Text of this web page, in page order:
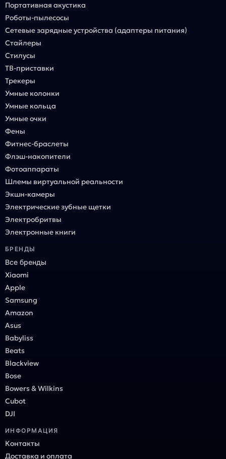
Портативная акустика
Роботы-пылесосы
Сетевые зарядные устройства (адаптеры питания)
Стайлеры
Стилусы
ТВ-приставки
Трекеры
Умные колонки
Умные кольца
Умные очки
Фены
Фитнес-браслеты
Флэш-накопители
Фотоаппараты
Шлемы виртуальной реальности
Экшн-камеры
Электрические зубные щетки
Электробритвы
Электронные книги
БРЕНДЫ
Все бренды
Xiaomi
Apple
Samsung
Amazon
Asus
Babyliss
Beats
Blackview
Bose
Bowers & Wilkins
Cubot
DJI
ИНФОРМАЦИЯ
Контакты
Доставка и оплата